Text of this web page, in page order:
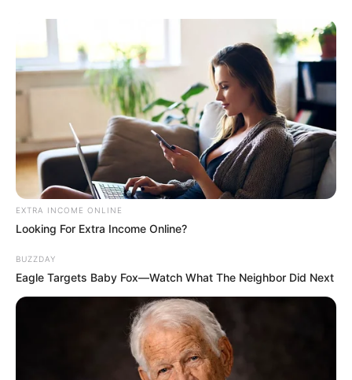
EXTRA INCOME ONLINE
Looking For Extra Income Online?
BUZZDAY
Eagle Targets Baby Fox—Watch What The Neighbor Did Next